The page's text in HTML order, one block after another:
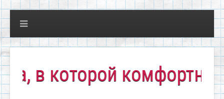
которой комфортно